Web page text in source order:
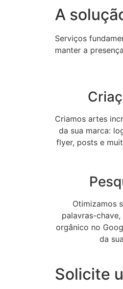
A
Serviços
manter a
Criamos artes
da sua marca:
flyer, posts e
Otimizamos
palavras-
orgânico no
da
Solicite